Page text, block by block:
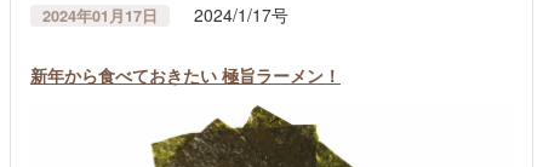
2024年01月17日 2024/1/17号
新年から食べておきたい 極旨ラーメン！